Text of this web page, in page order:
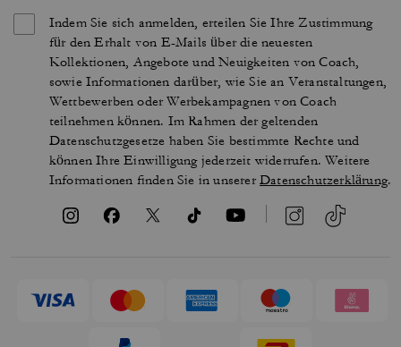
Indem Sie sich anmelden, erteilen Sie Ihre Zustimmung
für den Erhalt von E-Mails über die neuesten
Kollektionen, Angebote und Neuigkeiten von Coach,
sowie Informationen darüber, wie Sie an Veranstaltungen,
Wettbewerben oder Werbekampagnen von Coach
teilnehmen können. Im Rahmen der geltenden
Datenschutzgesetze haben Sie bestimmte Rechte und
können Ihre Einwilligung jederzeit widerrufen. Weitere
Informationen finden Sie in unsererDatenschutzerklärung.